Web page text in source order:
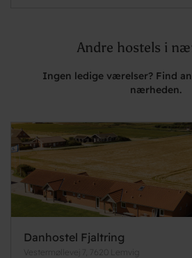
Andre hostels i
Ingen ledige værelser? Find
nærheden.
Danhostel Fjaltring
Vestermøllevej 7, 7620 Lemvig